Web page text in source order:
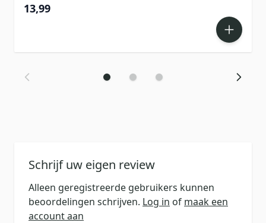
13,99
Schrijf uw eigen review
Alleen geregistreerde gebruikers kunnen
beoordelingen schrijven. Log in of maak een
account aan